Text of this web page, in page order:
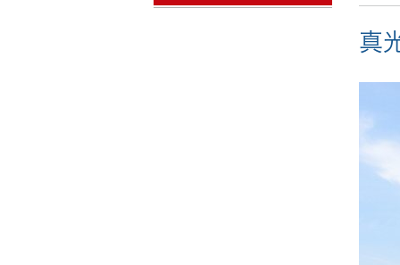
真